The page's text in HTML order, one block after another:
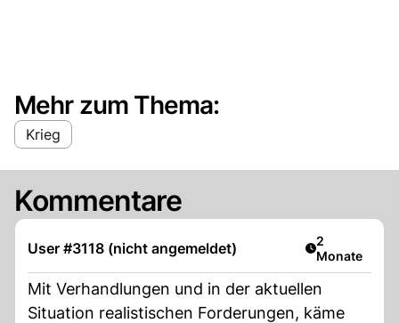
Mehr zum Thema:
Krieg
Kommentare
User #3118 (nicht angemeldet) Artikel
2
Monate
Mit Verhandlungen und in der aktuellen
Situation realistischen Forderungen, käme